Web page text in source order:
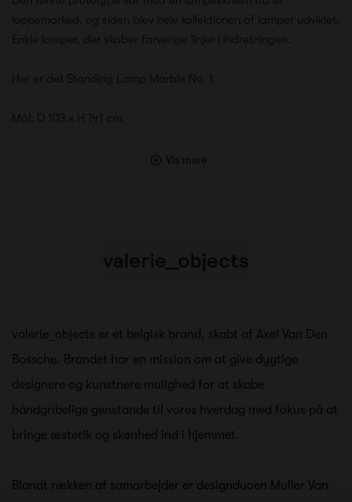
loppemarked, og siden blev hele kollektionen af lamper udviklet.
Enkle lamper, der skaber farverige linjer i indretningen.
Her er det Standing Lamp Marble No. 1.
Mål: D 103 x H 141 cm.
Vis mere
valerie_objects er et belgisk brand, skabt af Axel Van Den
Bossche. Brandet har en mission om at give dygtige
designere og kunstnere mulighed for at skabe
håndgribelige genstande til vores hverdag med fokus på at
bringe æstetik og skønhed ind i hjemmet.
Blandt rækken af samarbejder er designduoen Muller Van